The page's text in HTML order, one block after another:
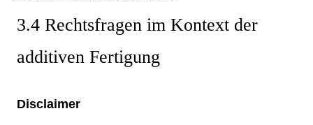
Das Technologieland
Innovationsfelder
3.4 Rechtsfragen im Kontext der
additiven Fertigung
Disclaimer